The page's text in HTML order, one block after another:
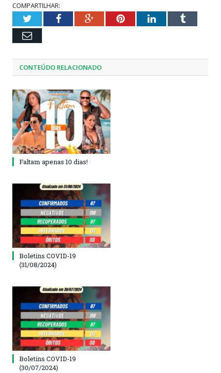
COMPARTILHAR:
TwitterFacebookGoogle+PinterestLinkedInTumblr
Email
CONTEÚDO RELACIONADO
Faltam apenas 10 dias!
Boletins COVID-19
(31/08/2024)
Boletins COVID-19
(30/07/2024)